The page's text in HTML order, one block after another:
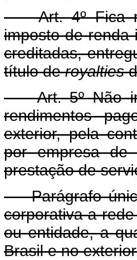
Art. 4º Fica
imposto de renda
creditadas,
título deroyalties
Art. 5º Não
rendimentos
exterior, pela
por empresa de
prestação de
Parágrafo
corporativa a
ou entidade, a
Brasil e no